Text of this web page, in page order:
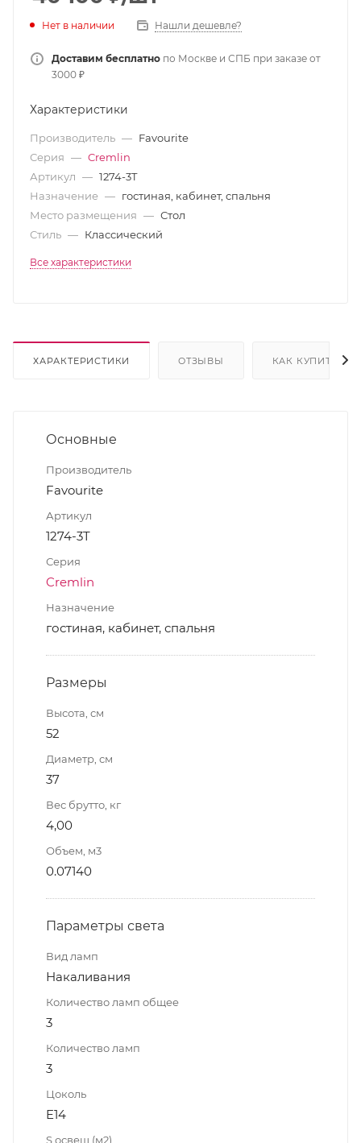
Нет в наличии Нашли дешевле?
Доставим бесплатно по Москве и СПБ при заказе от
3000 ₽
Характеристики
Производитель — Favourite
Серия — Cremlin
Артикул — 1274-3T
Назначение — гостиная, кабинет, спальня
Место размещения — Стол
Стиль — Классический
Все характеристики
ХАРАКТЕРИСТИКИ ОТЗЫВЫ КАК КУПИТЬ
Основные
Производитель
Favourite
Артикул
1274-3T
Серия
Cremlin
Назначение
гостиная, кабинет, спальня
Размеры
Высота, см
52
Диаметр, см
37
Вес брутто, кг
4,00
Объем, м3
0.07140
Параметры света
Вид ламп
Накаливания
Количество ламп общее
3
Количество ламп
3
Цоколь
E14
S освещ.(м2)